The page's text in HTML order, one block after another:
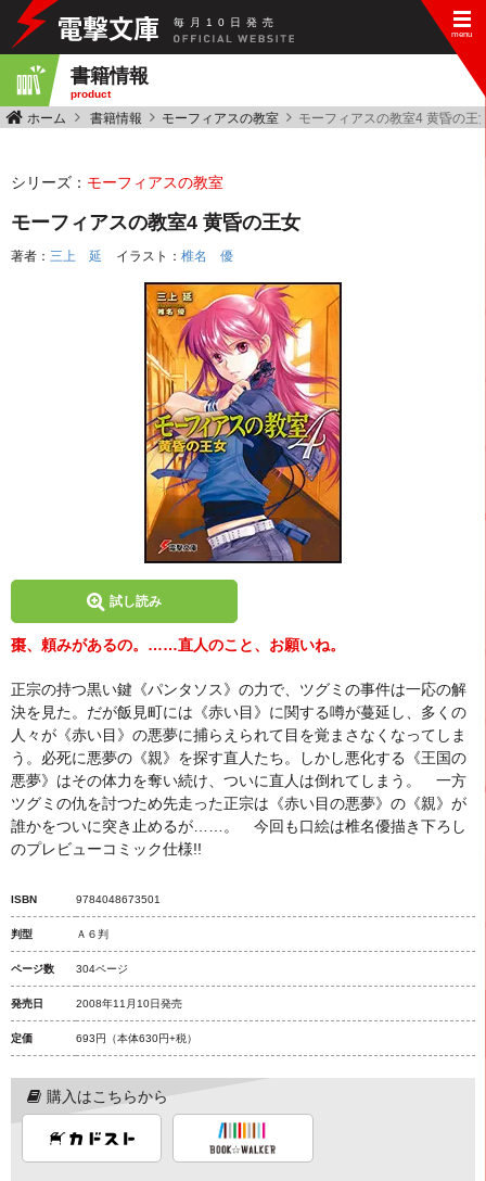
毎 月 10 日 発 売
書籍情報
product
ホーム 書籍情報 モーフィアスの教室 モーフィアスの教室4 黄昏の王
シリーズ： モーフィアスの教室
モーフィアスの教室4 黄昏の王女
著者： 三上 延 イラスト： 椎名 優
試し読み
棗、頼みがあるの。……直人のこと、お願いね。
正宗の持つ黒い鍵《パンタソス》の力で、ツグミの事件は一応の解
決を見た。だが飯見町には《赤い目》に関する噂が蔓延し、多くの
人々が《赤い目》の悪夢に捕らえられて目を覚まさなくなってしま
う。必死に悪夢の《親》を探す直人たち。しかし悪化する《王国の
悪夢》はその体力を奪い続け、ついに直人は倒れてしまう。 一方
ツグミの仇を討つため先走った正宗は《赤い目の悪夢》の《親》が
誰かをついに突き止めるが……。 今回も口絵は椎名優描き下ろし
のプレビューコミック仕様!!
ISBN 9784048673501
判型 Ａ６判
ページ数 304ページ
発売日 2008年11月10日発売
定価 693円 （本体630円+税）
購入はこちらから